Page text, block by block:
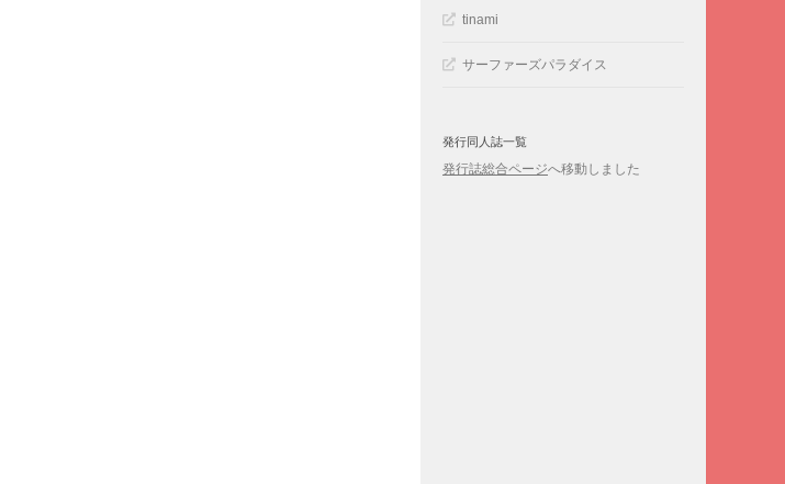
tinami
サーファーズパラダイス
発行同人誌一覧
発行誌総合ページへ移動しました